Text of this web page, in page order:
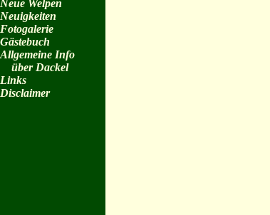
Neue Welpen
Neuigkeiten
Fotogalerie
Gästebuch
Allgemeine Info
über Dackel
Links
Disclaimer